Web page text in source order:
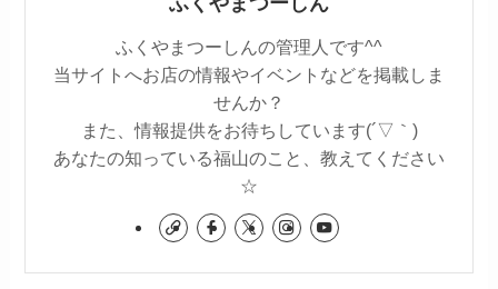
ふくやまつーしんの管理人です^^
当サイトへお店の情報やイベントなどを掲載しま
せんか？
また、情報提供をお待ちしています(´▽｀)
あなたの知っている福山のこと、教えてください
☆